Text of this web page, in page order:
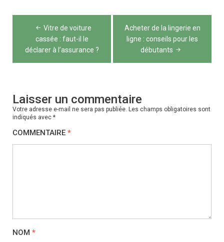
Navigation
de
l’article
Vitre de voiture
cassée : faut-il le
déclarer à l’assurance ?
Acheter de la lingerie en
ligne : conseils pour les
débutants
Laisser un commentaire
Votre adresse e-mail ne sera pas publiée. Les champs obligatoires sont
indiqués avec *
COMMENTAIRE *
NOM *